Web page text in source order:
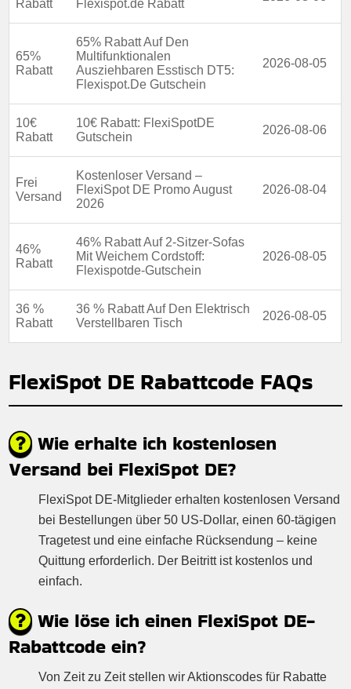
Rabatt
Flexispot.de Rabatt
65%
Rabatt
65% Rabatt Auf Den
Multifunktionalen
Ausziehbaren Esstisch DT5:
Flexispot.De Gutschein
2026-08-05
10€
Rabatt
10€ Rabatt: FlexiSpotDE
Gutschein
2026-08-06
Frei
Versand
Kostenloser Versand –
FlexiSpot DE Promo August
2026
2026-08-04
46%
Rabatt
46% Rabatt Auf 2-Sitzer-Sofas
Mit Weichem Cordstoff:
Flexispotde-Gutschein
2026-08-05
36 %
Rabatt
36 % Rabatt Auf Den Elektrisch
Verstellbaren Tisch
2026-08-05
FlexiSpot DE Rabattcode FAQs
Wie erhalte ich kostenlosen
Versand bei FlexiSpot DE?
FlexiSpot DE-Mitglieder erhalten kostenlosen Versand
bei Bestellungen über 50 US-Dollar, einen 60-tägigen
Tragetest und eine einfache Rücksendung – keine
Quittung erforderlich. Der Beitritt ist kostenlos und
einfach.
Wie löse ich einen FlexiSpot DE-
Rabattcode ein?
Von Zeit zu Zeit stellen wir Aktionscodes für Rabatte